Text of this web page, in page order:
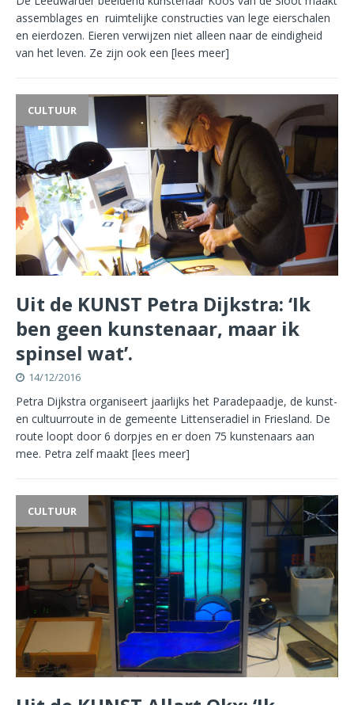
assemblages en ruimtelijke constructies van lege eierschalen
en eierdozen. Eieren verwijzen niet alleen naar de eindigheid
van het leven. Ze zijn ook een [lees meer]
CULTUUR
Uit de KUNST Petra Dijkstra: ‘Ik
ben geen kunstenaar, maar ik
spinsel wat’.
14/12/2016
Petra Dijkstra organiseert jaarlijks het Paradepaadje, de kunst-
en cultuurroute in de gemeente Littenseradiel in Friesland. De
route loopt door 6 dorpjes en er doen 75 kunstenaars aan
mee. Petra zelf maakt [lees meer]
CULTUUR